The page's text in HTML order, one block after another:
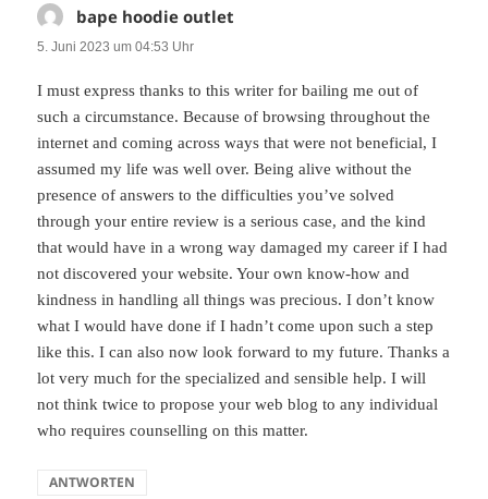
bape hoodie outlet
5. Juni 2023 um 04:53 Uhr
I must express thanks to this writer for bailing me out of
such a circumstance. Because of browsing throughout the
internet and coming across ways that were not beneficial, I
assumed my life was well over. Being alive without the
presence of answers to the difficulties you’ve solved
through your entire review is a serious case, and the kind
that would have in a wrong way damaged my career if I had
not discovered your website. Your own know-how and
kindness in handling all things was precious. I don’t know
what I would have done if I hadn’t come upon such a step
like this. I can also now look forward to my future. Thanks a
lot very much for the specialized and sensible help. I will
not think twice to propose your web blog to any individual
who requires counselling on this matter.
ANTWORTEN